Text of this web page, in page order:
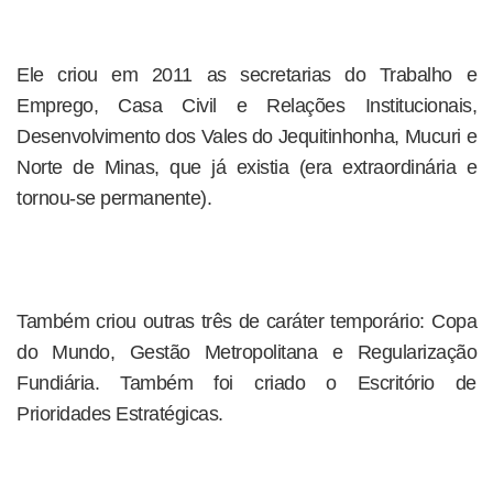
Ele criou em 2011 as secretarias do Trabalho e
Emprego, Casa Civil e Relações Institucionais,
Desenvolvimento dos Vales do Jequitinhonha, Mucuri e
Norte de Minas, que já existia (era extraordinária e
tornou-se permanente).
Também criou outras três de caráter temporário: Copa
do Mundo, Gestão Metropolitana e Regularização
Fundiária. Também foi criado o Escritório de
Prioridades Estratégicas.